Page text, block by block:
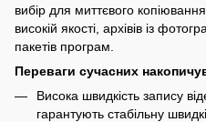
вибір для миттєвого
високій якості, архівів із
пакетів програм.
Переваги сучасних
Висока швидкість запису
гарантують стабільну